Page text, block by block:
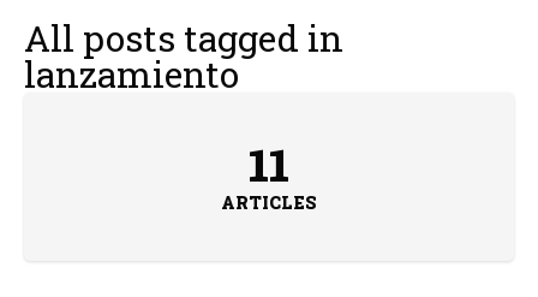
All posts tagged in
lanzamiento
11
ARTICLES